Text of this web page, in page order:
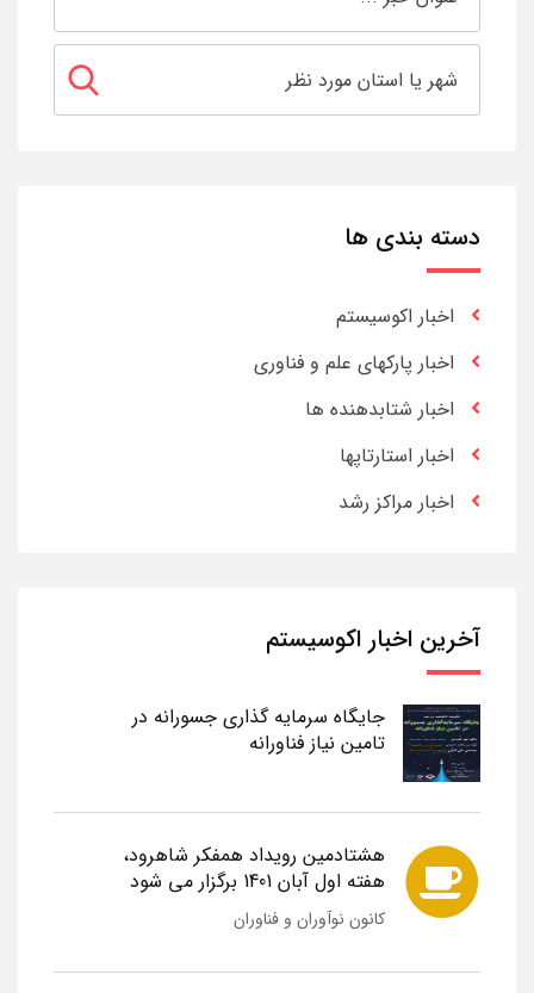
دسته بندی ها
اخبار اکوسیستم
اخبار پارکهای علم و فناوری
اخبار شتابدهنده ها
اخبار استارتاپها
اخبار مراکز رشد
آخرین اخبار اکوسیستم
جایگاه سرمایه گذاری جسورانه در
تامین نیاز فناورانه
هشتادمین رویداد همفکر شاهرود،
هفته اول آبان 1401 برگزار می شود
کانون نوآوران و فناوران